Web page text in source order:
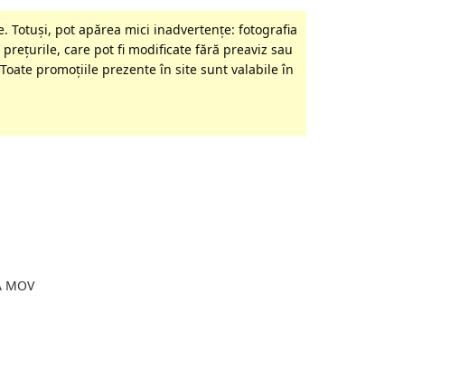
Totuși, pot apărea mici inadvertenţe: fotografia
care pot fi modificate fără preaviz sau
promoţiile prezente în site sunt valabile în
MOV